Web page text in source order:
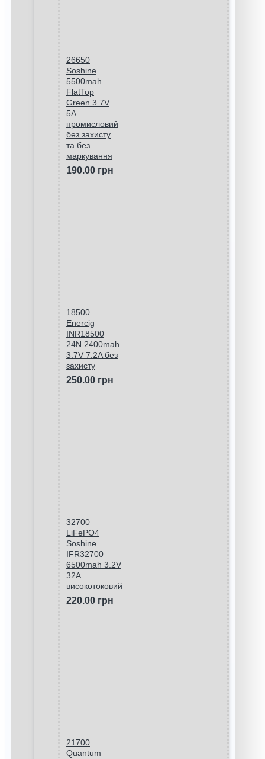
26650
Soshine
5500mah
FlatTop
Green 3.7V
5A
промисловий
без захисту
та без
маркування
190.00 грн
18500
Enercig
INR18500
24N 2400mah
3.7V 7.2A без
захисту
250.00 грн
32700
LiFePO4
Soshine
IFR32700
6500mah 3.2V
32A
високотоковий
220.00 грн
21700
Quantum